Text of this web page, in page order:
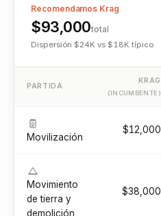
Recomendamos Krag
$93,000total
Dispersión $24K vs $18K típico
PARTIDA
KRAG
(INCUMBENTE)
Movilización
$12,000
Movimiento
de tierra y
demolición
$38,000